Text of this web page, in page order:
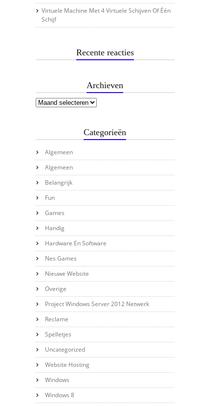
Virtuele Machine Met 4 Virtuele Schijven Of Één
Schijf
Recente reacties
Archieven
Categorieën
Algemeen
Algemeen
Belangrijk
Fun
Games
Handig
Hardware En Software
Nes Games
Nieuwe Website
Overige
Project Windows Server 2012 Netwerk
Reclame
Spelletjes
Uncategorized
Website Hosting
Windows
Windows 8